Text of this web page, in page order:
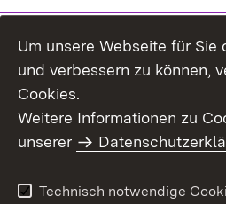
Erklärung zur
Um unsere Webseite für
und verbessern zu können,
Cookies.
Weitere Informationen zu
unserer
Technisch notwendige